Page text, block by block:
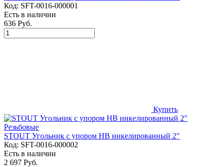
Код: SFT-0016-000001
Есть в наличии
636 Руб.
Купить
STOUT Угольник с упором НВ никелированный 2"
Код: SFT-0016-000002
Есть в наличии
2 697 Руб.